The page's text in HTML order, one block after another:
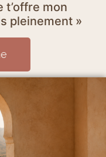
t’offre mon
pleinement »